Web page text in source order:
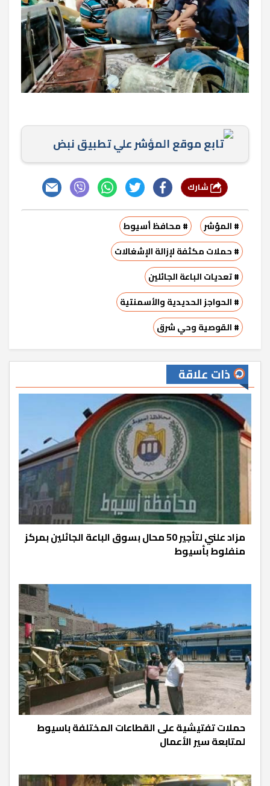
تابع موقع المؤشر علي تطبيق نبض
# المؤشر
# محافظ أسيوط
# حملات مكثفة لإزالة الإشغالات
# تعديات الباعة الجائلين
# الحواجز الحديدية والأسمنتية
# القوصية وحي شرق
ذات علاقة
مزاد علني لتأجير 50 محال بسوق الباعة الجائلين بمركز
منفلوط بأسيوط
حملات تفتيشية على القطاعات المختلفة باسيوط
لمتابعة سير الأعمال